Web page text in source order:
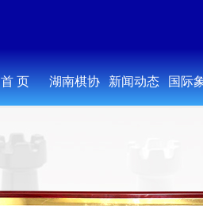
首 页 湖南棋协 新闻动态 国际